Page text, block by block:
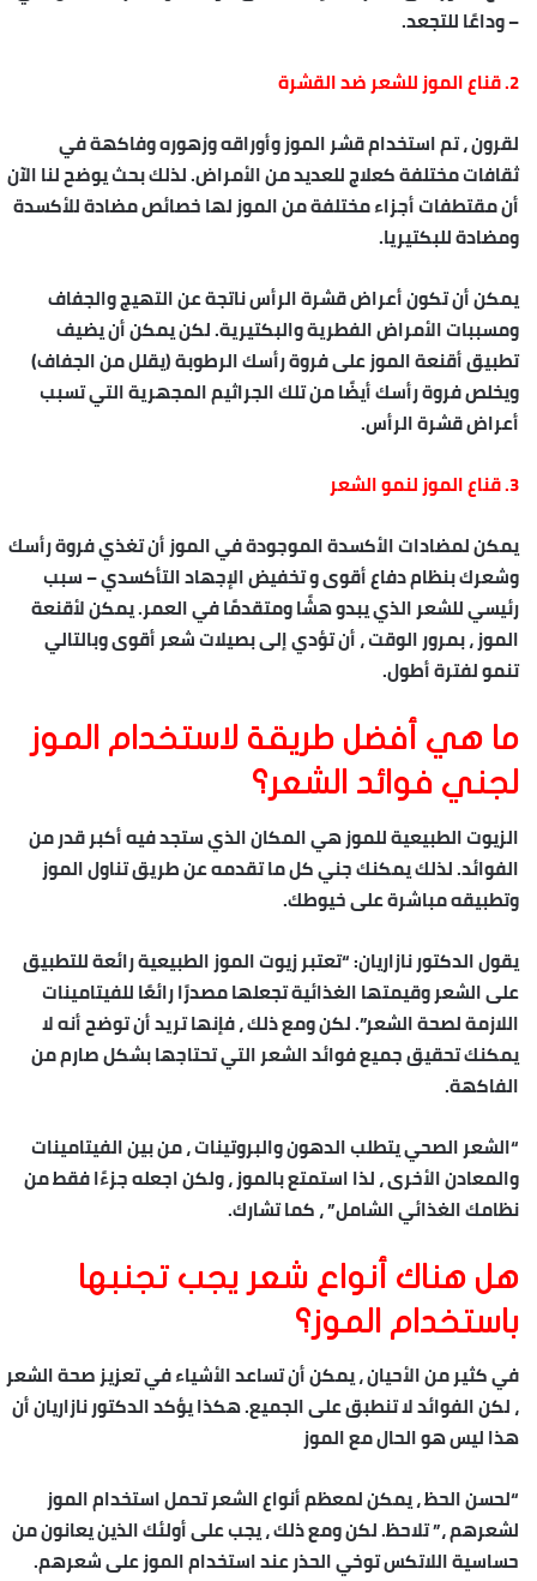
– وداعًا للتجعد.
2. قناع الموز للشعر ضد القشرة
لقرون ، تم استخدام قشر الموز وأوراقه وزهوره وفاكهة في
ثقافات مختلفة كعلاج للعديد من الأمراض. لذلك بحث يوضح لنا الآن
أن مقتطفات أجزاء مختلفة من الموز لها خصائص مضادة للأكسدة
ومضادة للبكتيريا.
يمكن أن تكون أعراض قشرة الرأس ناتجة عن التهيج والجفاف
ومسببات الأمراض الفطرية والبكتيرية. لكن يمكن أن يضيف
تطبيق أقنعة الموز على فروة رأسك الرطوبة (يقلل من الجفاف)
ويخلص فروة رأسك أيضًا من تلك الجراثيم المجهرية التي تسبب
أعراض قشرة الرأس.
3. قناع الموز لنمو الشعر
يمكن لمضادات الأكسدة الموجودة في الموز أن تغذي فروة رأسك
وشعرك بنظام دفاع أقوى و تخفيض الإجهاد التأكسدي – سبب
رئيسي للشعر الذي يبدو هشًا ومتقدمًا في العمر. يمكن لأقنعة
الموز ، بمرور الوقت ، أن تؤدي إلى بصيلات شعر أقوى وبالتالي
تنمو لفترة أطول.
ما هي أفضل طريقة لاستخدام الموز
لجني فوائد الشعر؟
الزيوت الطبيعية للموز هي المكان الذي ستجد فيه أكبر قدر من
الفوائد. لذلك يمكنك جني كل ما تقدمه عن طريق تناول الموز
وتطبيقه مباشرة على خيوطك.
يقول الدكتور نازاريان: “تعتبر زيوت الموز الطبيعية رائعة للتطبيق
على الشعر وقيمتها الغذائية تجعلها مصدرًا رائعًا للفيتامينات
اللازمة لصحة الشعر”. لكن ومع ذلك ، فإنها تريد أن توضح أنه لا
يمكنك تحقيق جميع فوائد الشعر التي تحتاجها بشكل صارم من
الفاكهة.
“الشعر الصحي يتطلب الدهون والبروتينات ، من بين الفيتامينات
والمعادن الأخرى ، لذا استمتع بالموز ، ولكن اجعله جزءًا فقط من
نظامك الغذائي الشامل” ، كما تشارك.
هل هناك أنواع شعر يجب تجنبها
باستخدام الموز؟
في كثير من الأحيان ، يمكن أن تساعد الأشياء في تعزيز صحة الشعر
، لكن الفوائد لا تنطبق على الجميع. هكذا يؤكد الدكتور نازاريان أن
هذا ليس هو الحال مع الموز
“لحسن الحظ ، يمكن لمعظم أنواع الشعر تحمل استخدام الموز
لشعرهم ،” تلاحظ. لكن ومع ذلك ، يجب على أولئك الذين يعانون من
حساسية اللاتكس توخي الحذر عند استخدام الموز على شعرهم.